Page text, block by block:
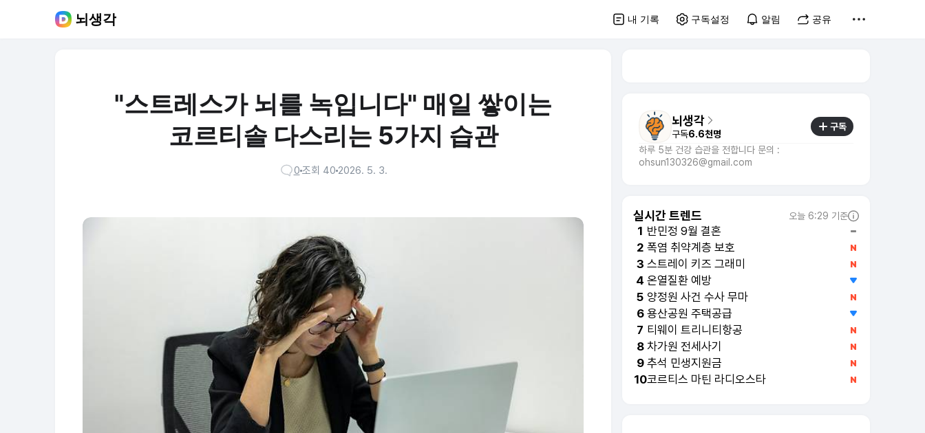
뇌생각 내 기록 구독설정 알림 공유
"스트레스가 뇌를 녹입니다" 매일 쌓이는
코르티솔 다스리는 5가지 습관
0조회 402026. 5. 3.
뇌생각
구독6.6천명
구독
하루 5분 건강 습관을 전합니다 문의 :
ohsun130326@gmail.com
실시간 트렌드 오늘 6:29 기준
1 반민정 9월 결혼
2 폭염 취약계층 보호
3 스트레이 키즈 그래미
4 온열질환 예방
5 양정원 사건 수사 무마
6 용산공원 주택공급
7 티웨이 트리니티항공
8 차가원 전세사기
9 추석 민생지원금
10코르티스 마틴 라디오스타